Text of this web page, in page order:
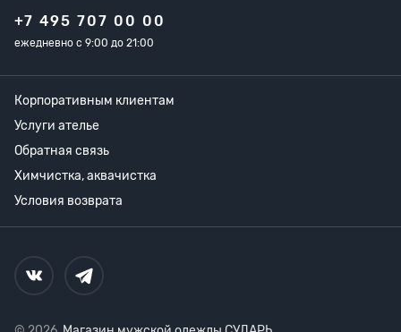
+7 495 707 00 00
ежедневно с 9:00 до 21:00
Корпоративным клиентам
Услуги ателье
Обратная связь
Химчистка, аквачистка
Условия возврата